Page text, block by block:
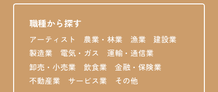
職種から探す
アーティスト 農業・林業 漁業
建設業
製造業
電気・ガス
運輸・通信業
卸売・小売業
飲食業
金融・保険業
不動産業
サービス業 その他